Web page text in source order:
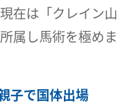
在は「クレイン山
属し馬術を極めま
子で国体出場